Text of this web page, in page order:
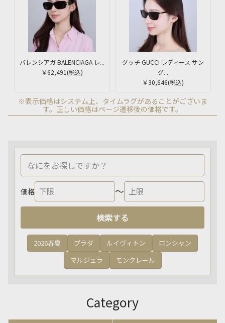
バレンシアガ BALENCIAGA レ...
￥62,491 (税込)
グッチ GUCCI レディース サン
グ...
￥30,646(税込)
※表示価格はシステム上、タイムラグがあることがございま
す。正しい価格はページ遷移後の価格です。
価格 〜
検索する
2026春夏 プラダ ルイヴィトン
ロンシャン
マルジェラ
モンクレール
Category